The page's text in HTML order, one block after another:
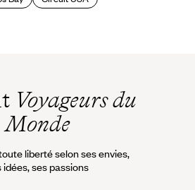
Voyageurs du
Monde
liberté selon ses envies,
idées, ses passions